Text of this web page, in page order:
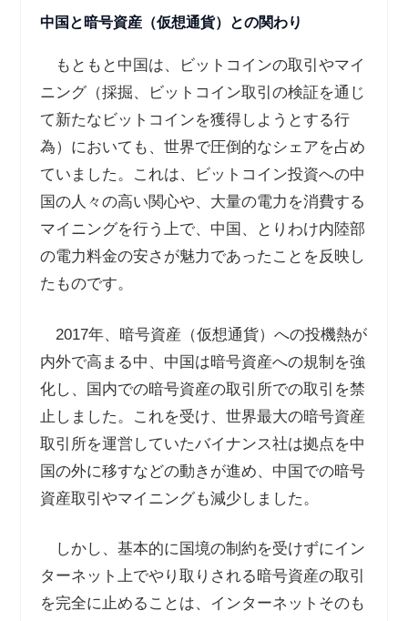
中国と暗号資産（仮想通貨）との関わり
もともと中国は、ビットコインの取引やマイ
ニング（採掘、ビットコイン取引の検証を通じ
て新たなビットコインを獲得しようとする行
為）においても、世界で圧倒的なシェアを占め
ていました。これは、ビットコイン投資への中
国の人々の高い関心や、大量の電力を消費する
マイニングを行う上で、中国、とりわけ内陸部
の電力料金の安さが魅力であったことを反映し
たものです。
2017年、暗号資産（仮想通貨）への投機熱が
内外で高まる中、中国は暗号資産への規制を強
化し、国内での暗号資産の取引所での取引を禁
止しました。これを受け、世界最大の暗号資産
取引所を運営していたバイナンス社は拠点を中
国の外に移すなどの動きが進め、中国での暗号
資産取引やマイニングも減少しました。
しかし、基本的に国境の制約を受けずにイン
ターネット上でやり取りされる暗号資産の取引
を完全に止めることは、インターネットそのも